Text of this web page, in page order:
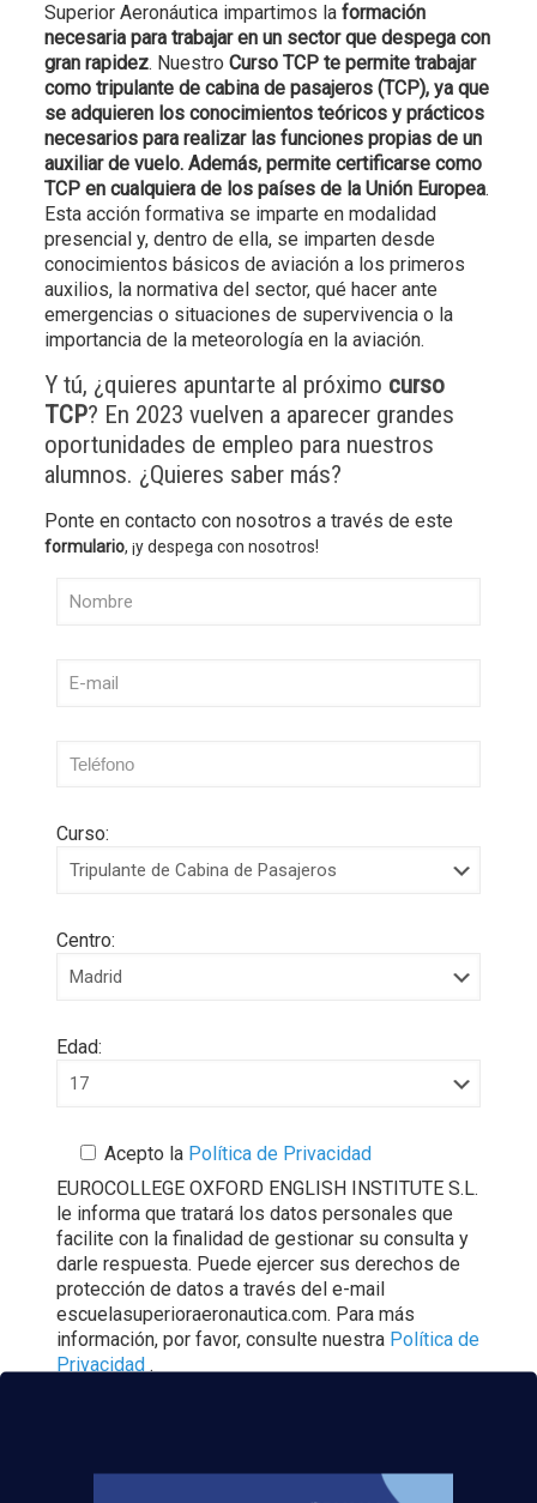
Superior Aeronáutica impartimos la formación
necesaria para trabajar en un sector que despega con
gran rapidez. Nuestro Curso TCP te permite trabajar
como tripulante de cabina de pasajeros (TCP), ya que
se adquieren los conocimientos teóricos y prácticos
necesarios para realizar las funciones propias de un
auxiliar de vuelo. Además, permite certificarse como
TCP en cualquiera de los países de la Unión Europea.
Esta acción formativa se imparte en modalidad
presencial y, dentro de ella, se imparten desde
conocimientos básicos de aviación a los primeros
auxilios, la normativa del sector, qué hacer ante
emergencias o situaciones de supervivencia o la
importancia de la meteorología en la aviación.
Y tú, ¿quieres apuntarte al próximo curso
TCP? En 2023 vuelven a aparecer grandes
oportunidades de empleo para nuestros
alumnos. ¿Quieres saber más?
Ponte en contacto con nosotros a través de este
formulario, ¡y despega con nosotros!
Curso:
Centro:
Edad:
Acepto laPolítica de Privacidad
EUROCOLLEGE OXFORD ENGLISH INSTITUTE S.L.
le informa que tratará los datos personales que
facilite con la finalidad de gestionar su consulta y
darle respuesta. Puede ejercer sus derechos de
protección de datos a través del e-mail
escuelasuperioraeronautica.com. Para más
información, por favor, consulte nuestra Política de
Privacidad .